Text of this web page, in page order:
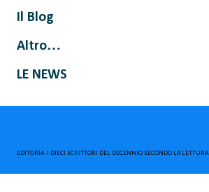
Il Blog
Altro…
LE NEWS
EDITORIA. I DIECI SCRITTORI DEL DECENNIO SECONDO LA LETTURA